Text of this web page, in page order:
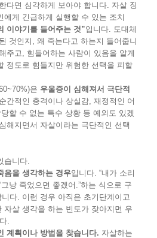
다면 심각하게 보아야 합니다. 자살 징
에게 긴급하게 실행할 수 있는 조치
이야기를 들어주는 것”입니다. 도대체
것인지, 왜 죽는다고 하는지 들어줍니
주고, 힘들어하는 사람이 있음을 알게
정도로 힘들지만 위험한 선택을 피할
은 우울증이 심해져서 극단적
간적인 충격이나 상실감, 재정적인 어
할 수 없는 특수 상황 등 예외도 있겠
해지면서 자살이라는 극단적인 선택
습니다.
음을 생각하는 경우입니다. “내가 소리
냥 죽었으면 좋겠어.”하는 식으로 구
다. 이런 경우 아직은 초기단계이고
자살 생각을 하는 빈도가 잦아지면 우
.
계획이나 방법을 찾습니다. 자살하는